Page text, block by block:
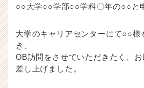
○○大学○○学部○○学科〇年の○○と
大学のキャリアセンターにて○○様
き、
OB訪問をさせていただきたく、
差し上げました。